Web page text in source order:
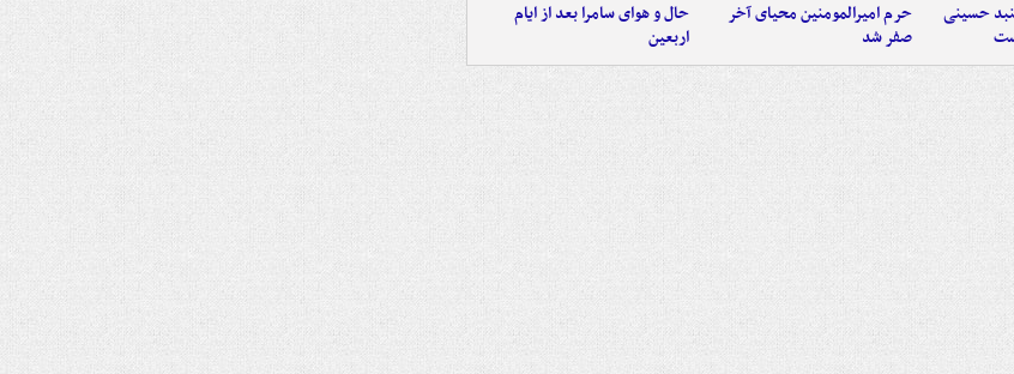
حسینی
حرم امیرالمومنین محیای آخر
صفر شد
حال و هوای سامرا بعد از ایام
اربعین